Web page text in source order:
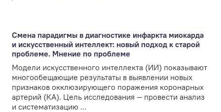
Смена парадигмы в диагностике инфаркта миокарда
и искусственный интеллект: новый подход к старой
проблеме. Мнение по проблеме
Модели искусственного интеллекта (ИИ) показывают
многообещающие результаты в выявлении новых
признаков окклюзирующего поражения коронарных
артерий (КА). Цель исследования — провести анализ
и систематизацию ...